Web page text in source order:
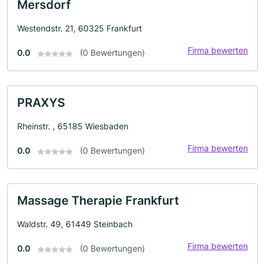
Mersdorf
Westendstr. 21, 60325 Frankfurt
0.0 (0 Bewertungen) Firma bewerten
PRAXYS
Rheinstr. , 65185 Wiesbaden
0.0 (0 Bewertungen) Firma bewerten
Massage Therapie Frankfurt
Waldstr. 49, 61449 Steinbach
0.0 (0 Bewertungen) Firma bewerten